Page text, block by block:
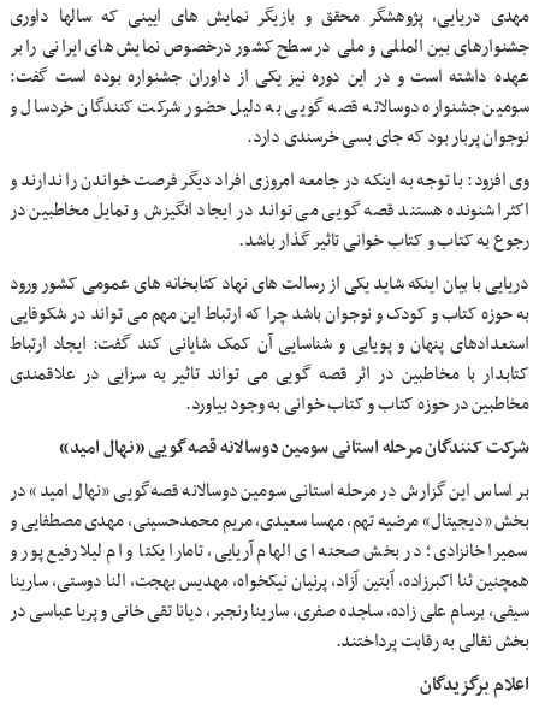
مهدی دریایی، پژوهشگر محقق و بازیگر نمایش های ایینی که سالها داوری
جشنوارهای بین المللی و ملی در سطح کشور درخصوص نمایش های ایرانی را بر
عهده داشته است و در این دوره نیز یکی از داوران جشنواره بوده است گفت:
سومین جشنواره دوسالانه قصه گویی به دلیل حضور شرکت کنندگان خردسال و
نوجوان پربار بود که جای بسی خرسندی دارد.
وی افزود: با توجه به اینکه در جامعه امروزی افراد دیگر فرصت خواندن را ندارند و
اکثرا شنونده هستند قصه گویی می تواند در ایجاد انگیزش و تمایل مخاطبین در
رجوع به کتاب و کتاب خوانی تاثیر گذار باشد.
دریایی با بیان اینکه شاید یکی از رسالت های نهاد کتابخانه های عمومی کشور ورود
به حوزه کتاب و کودک و نوجوان باشد چرا که ارتباط این مهم می تواند در شکوفایی
استعدادهای پنهان و پویایی و شناسایی آن کمک شایانی کند گفت: ایجاد ارتباط
کتابدار با مخاطبین در اثر قصه گویی می تواند تاثیر به سزایی در علاقمندی
مخاطبین در حوزه کتاب و کتاب خوانی به وجود بیاورد.
شرکت کنندگان مرحله استانی سومین دوسالانه قصه‌گویی «نهال امید»
بر اساس این گزارش در مرحله استانی سومین دوسالانه قصه‌گویی «نهال امید» در
بخش «دیجیتال» مرضیه تهم، مهسا سعیدی، مریم محمدحسینی، مهدی مصطفایی و
سمیرا خانزادی؛ در بخش صحنه ای الهام آریایی، تامارا یکتا و ام لیلا رفیع پور و
همچنین ثنا اکبرزاده، آبتین آزاد، پرنیان نیکخواه، مهدیس بهجت، النا دوستی، سارینا
سیفی، برسام علی زاده، ساجده صفری، سارینا رنجبر، دیانا تقی خانی و پریا عباسی در
بخش نقالی به رقابت پرداختند.
اعلام برگزیدگان